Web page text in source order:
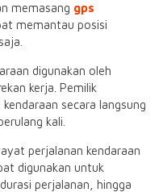
memasang gps
memantau posisi
digunakan oleh
kerja. Pemilik
secara langsung
kali.
perjalanan kendaraan
digunakan untuk
perjalanan, hingga